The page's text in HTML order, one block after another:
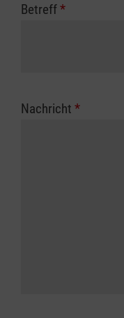
Betreff*
Nachricht *